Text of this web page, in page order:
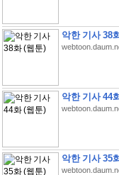
악한 기사 38
악한 기사 44
악한 기사 35